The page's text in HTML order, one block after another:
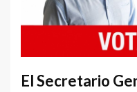
El Secretario